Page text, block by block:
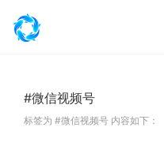
#微信视频号
标签为 #微信视频号 内容如下：